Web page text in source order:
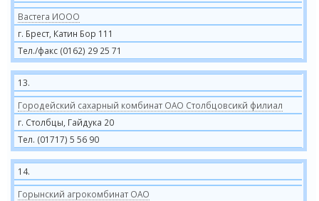
Вастега ИООО
г. Брест, Катин Бор 111
Тел./факс (0162) 29 25 71
13.
Городейский сахарный комбинат ОАО Столбцовсикй филиал
г. Столбцы, Гайдука 20
Тел. (01717) 5 56 90
14.
Горынский агрокомбинат ОАО